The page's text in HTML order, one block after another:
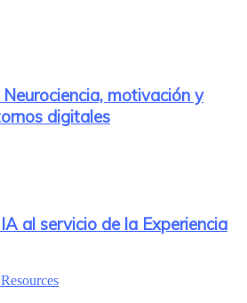
motivación y
digitales
al servicio de la Experiencia